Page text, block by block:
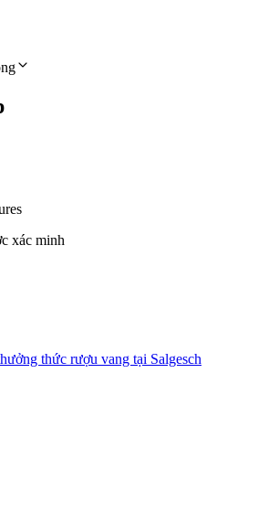
xác minh
thức rượu vang tại Salgesch